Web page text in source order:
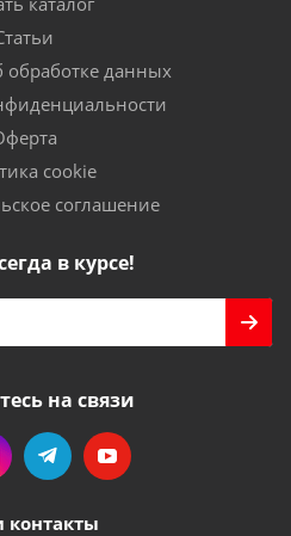
данных
cookie
соглашение
в курсе!
на связи